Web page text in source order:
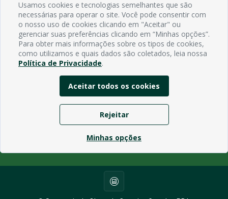
Endereço
Avenida Rio Branco, 484 - Prata, Campina Grande - PB
Contato
Email:
Horário de funcionamento
Segunda à Sexta de 7h ás 13h, exceto em feriados Nacionais,
estaduais e municipais.
Usamos cookies e tecnologias semelhantes que são
necessárias para operar o site. Você pode consentir com
o nosso uso de cookies clicando em "Aceitar" ou
gerenciar suas preferências clicando em “Minhas opções”.
Para obter mais informações sobre os tipos de cookies,
como utilizamos e quais dados são coletados, leia nossa
Política de Privacidade.
Aceitar todos os cookies
Rejeitar
Minhas opções